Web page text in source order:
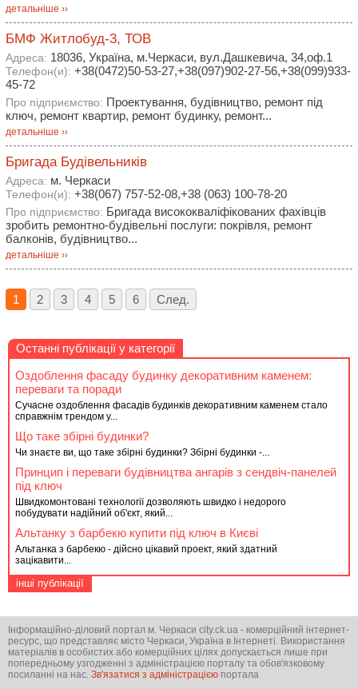
детальніше ››
БМФ Житлобуд-3, ТОВ
Адреса: 18036, Україна, м.Черкаси, вул.Дашкевича, 34,оф.1
Телефон(и): +38(0472)50-53-27,+38(097)902-27-56,+38(099)933-
45-72
Про підприємство: Проектування, будівництво, ремонт під
ключ, ремонт квартир, ремонт будинку, ремонт...
детальніше ››
Бригада Будівельників
Адреса: м. Черкаси
Телефон(и): +38(067) 757-52-08,+38 (063) 100-78-20
Про підприємство: Бригада висококваліфікованих фахівців
зробить ремонтно-будівельні послуги: покрівля, ремонт
балконів, будівництво...
детальніше ››
1 2 3 4 5 6 След.
Останні публікації у категорії
Оздоблення фасаду будинку декоративним каменем:
переваги та поради
Сучасне оздоблення фасадів будинків декоративним каменем стало
справжнім трендом у...
Що таке збірні будинки?
Чи знаєте ви, що таке збірні будинки? Збірні будинки -...
Принцип і переваги будівництва ангарів з сендвіч-панелей
під ключ
Швидкомонтовані технології дозволяють швидко і недорого
побудувати надійний об'єкт, який...
Альтанку з барбекю купити під ключ в Києві
Альтанка з барбекю - дійсно цікавий проект, який здатний
зацікавити...
інші публікації
Інформаційно-діловий портал м. Черкаси city.ck.ua - комерційний інтернет-
ресурс, що представляє місто Черкаси, Україна в Інтернеті. Використання
матеріалів в особистих або комерційних цілях допускається лише при
попередньому узгодженні з адміністрацією порталу та обов'язковому
посиланні на нас. Зв'язатися з адміністрацією портала